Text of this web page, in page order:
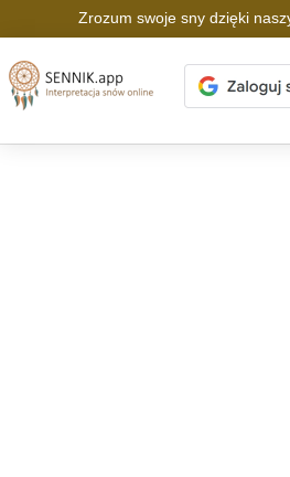
Zrozum swoje sny dzięki